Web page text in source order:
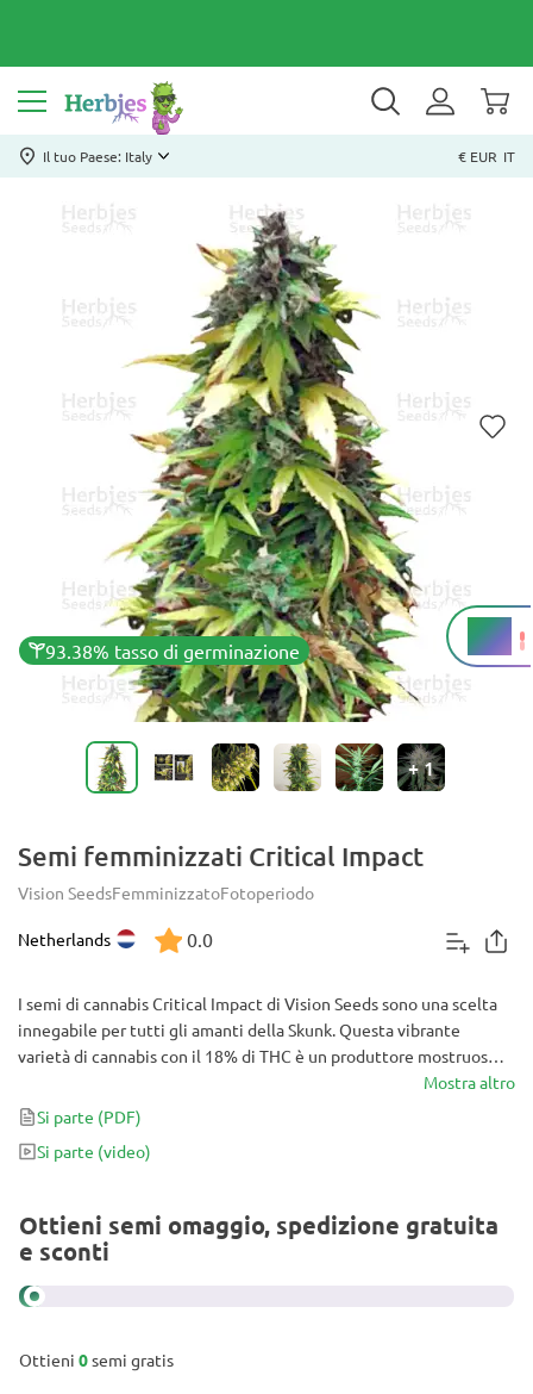
Il tuo Paese: Italy € EUR IT
93.38% tasso di germinazione
18%
THC
+1
Semi femminizzati Critical Impact
Vision SeedsFemminizzatoFotoperiodo
Netherlands 0.0
I semi di cannabis Critical Impact di Vision Seeds sono una scelta
innegabile per tutti gli amanti della Skunk. Questa vibrante
varietà di cannabis con il 18% di THC è un produttore mostruoso
con 550-1200 g/m² ed eccellenti qualità terapeutiche. Inoltre, è
perfetta per tenerti attivo durante il giorno!
Mostra altro
Si parte (PDF)
Si parte (video)
Ottieni semi omaggio, spedizione gratuita
e sconti
Ottieni 0semi gratis